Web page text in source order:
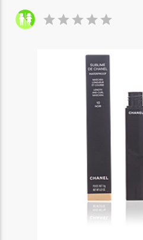
starstarstarstarstar